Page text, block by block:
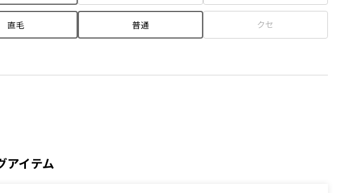
直毛 普通 クセ
アイテム